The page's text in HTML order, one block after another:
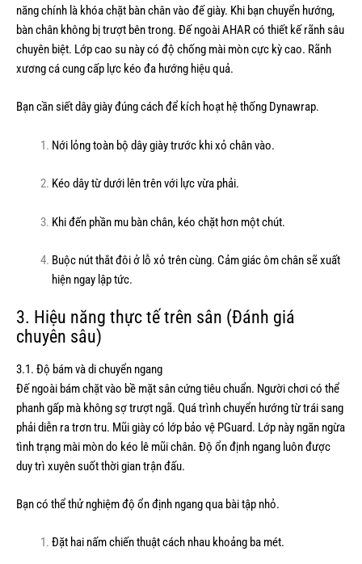
năng chính là khóa chặt bàn chân vào đế giày. Khi bạn chuyển hướng,
bàn chân không bị trượt bên trong. Đế ngoài AHAR có thiết kế rãnh sâu
chuyên biệt. Lớp cao su này có độ chống mài mòn cực kỳ cao. Rãnh
xương cá cung cấp lực kéo đa hướng hiệu quả.
Bạn cần siết dây giày đúng cách để kích hoạt hệ thống Dynawrap.
Nới lỏng toàn bộ dây giày trước khi xỏ chân vào.
Kéo dây từ dưới lên trên với lực vừa phải.
Khi đến phần mu bàn chân, kéo chặt hơn một chút.
Buộc nút thắt đôi ở lỗ xỏ trên cùng. Cảm giác ôm chân sẽ xuất
hiện ngay lập tức.
3. Hiệu năng thực tế trên sân (Đánh giá
chuyên sâu)
3.1. Độ bám và di chuyển ngang
Đế ngoài bám chặt vào bề mặt sân cứng tiêu chuẩn. Người chơi có thể
phanh gấp mà không sợ trượt ngã. Quá trình chuyển hướng từ trái sang
phải diễn ra trơn tru. Mũi giày có lớp bảo vệ PGuard. Lớp này ngăn ngừa
tình trạng mài mòn do kéo lê mũi chân. Độ ổn định ngang luôn được
duy trì xuyên suốt thời gian trận đấu.
Bạn có thể thử nghiệm độ ổn định ngang qua bài tập nhỏ.
Đặt hai nấm chiến thuật cách nhau khoảng ba mét.